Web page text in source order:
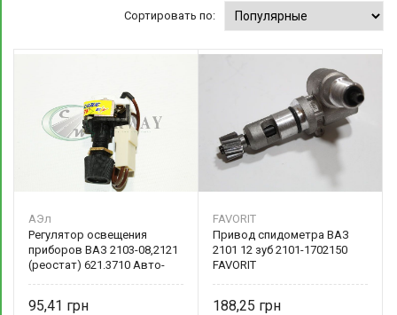
Сортировать по:
АЭл
Регулятор освещения
приборов ВАЗ 2103-08,2121
(реостат) 621.3710 Авто-
95,41
FAVORIT
Привод спидометра ВАЗ
2101 12 зуб 2101-1702150
FAVORIT
188,25